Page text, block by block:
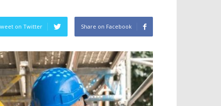
Share on Facebook
on Twitter